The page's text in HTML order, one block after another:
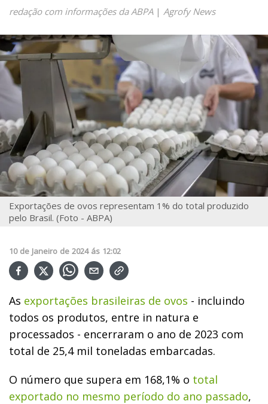
redação com informações da ABPA| Agrofy News
Exportações de ovos representam 1% do total produzido
pelo Brasil. (Foto - ABPA)
10 de Janeiro de 2024 ás 12:02
As exportações brasileiras de ovos - incluindo
todos os produtos, entre in natura e
processados - encerraram o ano de 2023 com
total de 25,4 mil toneladas embarcadas.
O número que supera em 168,1% o total
exportado no mesmo período do ano passado,